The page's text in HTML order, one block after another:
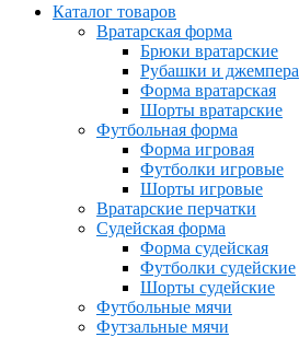
Каталог товаров
Вратарская форма
Брюки вратарские
Рубашки и джемпера
Форма вратарская
Шорты вратарские
Футбольная форма
Форма игровая
Футболки игровые
Шорты игровые
Вратарские перчатки
Судейская форма
Форма судейская
Футболки судейские
Шорты судейские
Футбольные мячи
Футзальные мячи